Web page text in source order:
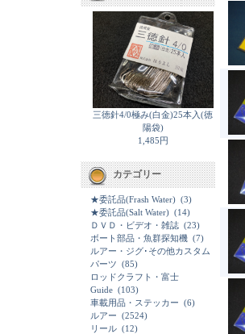
三徳針4/0極み(白金)25本入(徳
陽袋)
1,485円
カテゴリー
★委託品(Frash Water) (3)
★委託品(Salt Water) (14)
ＤＶＤ・ビデオ・雑誌 (23)
ボート部品・魚群探知機 (7)
ルアー・ジグ･その他カスタム
パーツ (85)
ロッドクラフト・富士
Guide (103)
車載用品・ステッカー (6)
ルアー (2524)
リール (12)